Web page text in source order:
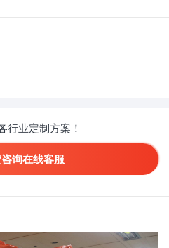
行业定制方案！
询在线客服